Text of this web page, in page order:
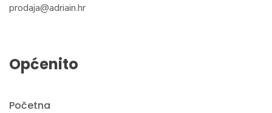
prodaja@adriain.hr
Općenito
Početna